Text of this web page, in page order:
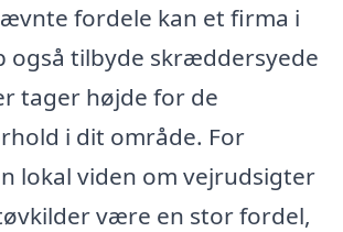
fordele kan et firma i
også tilbyde skræddersyede
tager højde for de
i dit område. For
lokal viden om vejrudsigter
være en stor fordel,